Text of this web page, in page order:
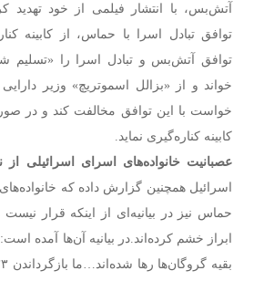
آتش‌بس، با انتشار فیلمی از خود
توافق تبادل اسرا با حماس، از کابینه
توافق آتش‌بس و تبادل اسرا را «تسلیم
خواند و از «بزالل اسموتریچ» وزیر
خواست با این توافق مخالفت کند و در
کابینه کناره‌گیری نماید.
عصبانیت خانواده‌های اسرای اسرائیلی از
اسرائیل همچنین گزارش داده که
حماس نیز در بیانیه‌ای از اینکه قرار
ابراز خشم کرده‌اند.در بیانیه آن‌ها آمده